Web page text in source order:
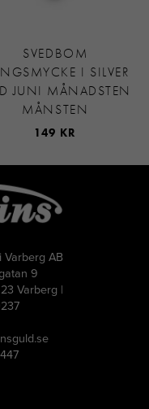
SVEDBOM
I SILVER
JUNI MÅNADSTEN
MÅNSTEN
149 KR
AB
9
Varberg |